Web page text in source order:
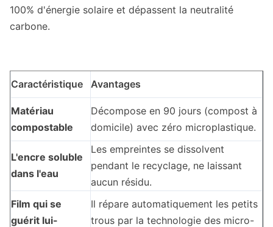
100% d'énergie solaire et dépassent la neutralité
carbone.
Caractéristique Avantages
Matériau
compostable
Décompose en 90 jours (compost à
domicile) avec zéro microplastique.
L'encre soluble
dans l'eau
Les empreintes se dissolvent
pendant le recyclage, ne laissant
aucun résidu.
Film qui se
guérit lui-
Il répare automatiquement les petits
trous par la technologie des micro-